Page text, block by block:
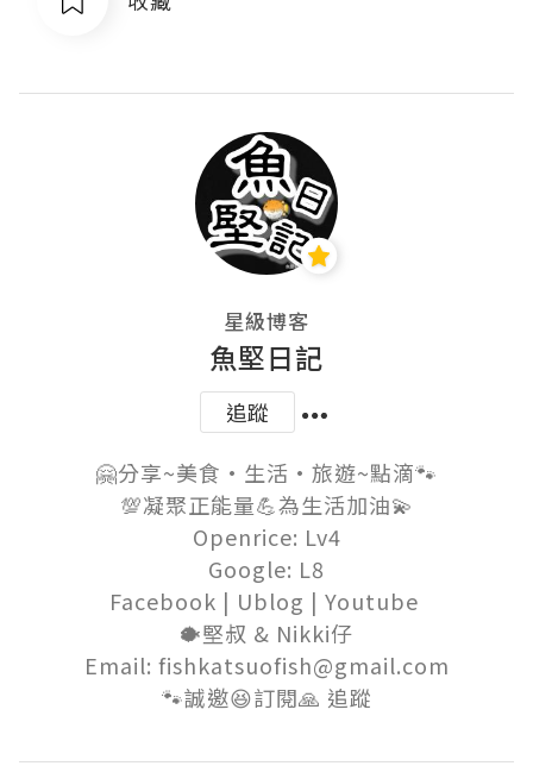
星級博客
魚堅日記
追蹤
🤗分享~美食•生活•旅遊~點滴🐾
💯凝聚正能量💪為生活加油💫
Openrice: Lv4
Google: L8
Facebook | Ublog | Youtube
🐡堅叔 & Nikki仔
Email: fishkatsuofish@gmail.com
🐾誠邀😆訂閱🙏 追蹤